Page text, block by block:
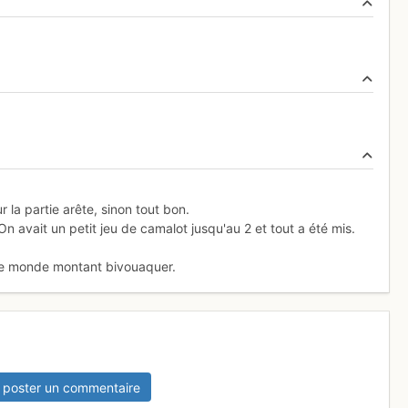
la partie arête, sinon tout bon.
avait un petit jeu de camalot jusqu'au 2 et tout a été mis.
monde montant bivouaquer.
un commentaire